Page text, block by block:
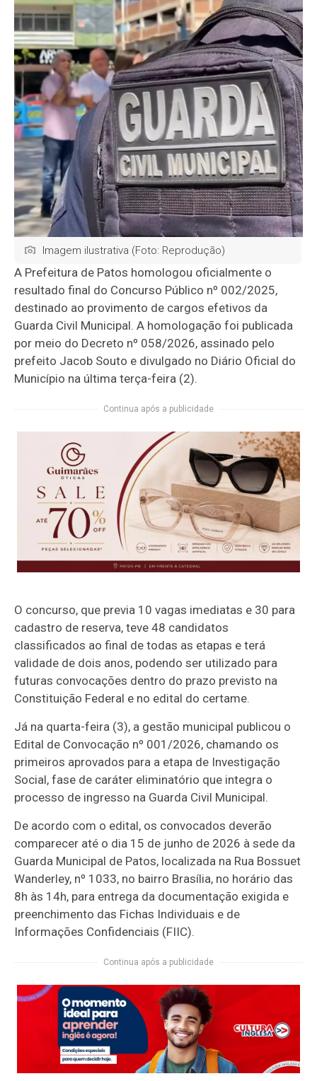
Imagem ilustrativa (Foto: Reprodução)
A Prefeitura de Patos homologou oficialmente o
resultado final do Concurso Público nº 002/2025,
destinado ao provimento de cargos efetivos da
Guarda Civil Municipal. A homologação foi publicada
por meio do Decreto nº 058/2026, assinado pelo
prefeito Jacob Souto e divulgado no Diário Oficial do
Município na última terça-feira (2).
Continua após a publicidade
O concurso, que previa 10 vagas imediatas e 30 para
cadastro de reserva, teve 48 candidatos
classificados ao final de todas as etapas e terá
validade de dois anos, podendo ser utilizado para
futuras convocações dentro do prazo previsto na
Constituição Federal e no edital do certame.
Já na quarta-feira (3), a gestão municipal publicou o
Edital de Convocação nº 001/2026, chamando os
primeiros aprovados para a etapa de Investigação
Social, fase de caráter eliminatório que integra o
processo de ingresso na Guarda Civil Municipal.
De acordo com o edital, os convocados deverão
comparecer até o dia 15 de junho de 2026 à sede da
Guarda Municipal de Patos, localizada na Rua Bossuet
Wanderley, nº 1033, no bairro Brasília, no horário das
8h às 14h, para entrega da documentação exigida e
preenchimento das Fichas Individuais e de
Informações Confidenciais (FIIC).
Continua após a publicidade